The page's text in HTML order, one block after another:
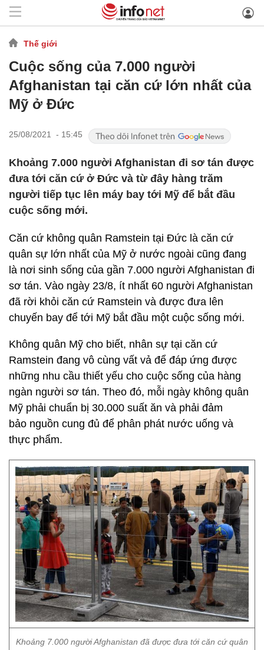
Thế giới
Cuộc sống của 7.000 người
Afghanistan tại căn cứ lớn nhất của
Mỹ ở Đức
25/08/2021 - 15:45
Khoảng 7.000 người Afghanistan đi sơ tán được
đưa tới căn cứ ở Đức và từ đây hàng trăm
người tiếp tục lên máy bay tới Mỹ để bắt đầu
cuộc sống mới.
Căn cứ không quân Ramstein tại Đức là căn cứ
quân sự lớn nhất của Mỹ ở nước ngoài cũng đang
là nơi sinh sống của gần 7.000 người Afghanistan đi
sơ tán. Vào ngày 23/8, ít nhất 60 người Afghanistan
đã rời khỏi căn cứ Ramstein và được đưa lên
chuyến bay để tới Mỹ bắt đầu một cuộc sống mới.
Không quân Mỹ cho biết, nhân sự tại căn cứ
Ramstein đang vô cùng vất vả để đáp ứng được
những nhu cầu thiết yếu cho cuộc sống của hàng
ngàn người sơ tán. Theo đó, mỗi ngày không quân
Mỹ phải chuẩn bị 30.000 suất ăn và phải đảm
bảo nguồn cung đủ để phân phát nước uống và
thực phẩm.
Khoảng 7.000 người Afghanistan đã được đưa tới căn cứ quân